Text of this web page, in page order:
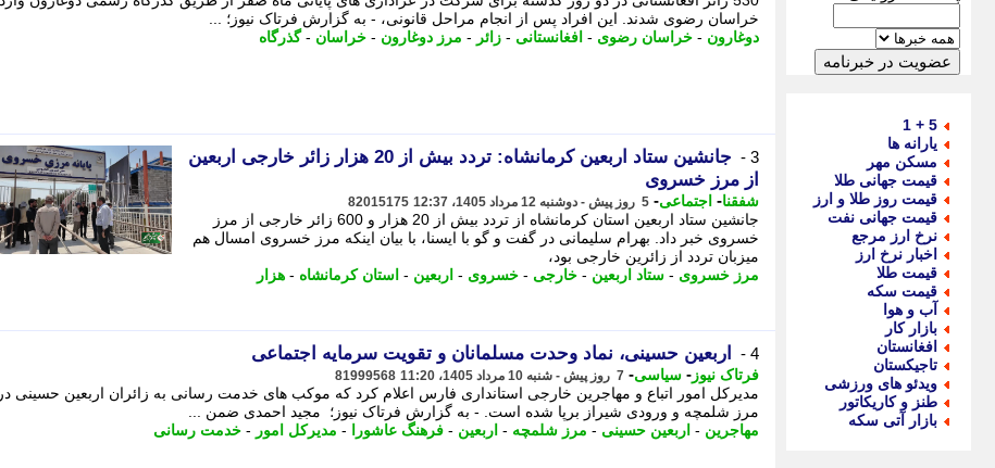
5 + 1
یارانه ها
مسکن مهر
قیمت جهانی طلا
قیمت روز طلا و ارز
قیمت جهانی نفت
نرخ ارز مرجع
اخبار نرخ ارز
قیمت طلا
قیمت سکه
آب و هوا
بازار کار
افغانستان
تاجیکستان
ویدئو های ورزشی
طنز و کاریکاتور
بازار آتی سکه
خراسان رضوی شدند. این افراد پس از انجام مراحل قانونی، - به گزارش فرتاک نیوز؛ ...
دوغارون - خراسان رضوی - افغانستانی - زائر - مرز دوغارون - خراسان -گذرگاه
3 -
جانشین ستاد اربعین کرمانشاه: تردد بیش از 20 هزار زائر خارجی اربعین
از مرز خسروی
شفقنا- اجتماعی- 5 روز پیش - دوشنبه 12 مرداد 1405، 12:37 82015175
جانشین ستاد اربعین استان کرمانشاه از تردد بیش از 20 هزار و 600 زائر خارجی از مرز
خسروی خبر داد. بهرام سلیمانی در گفت و گو با ایسنا، با بیان اینکه مرز خسروی امسال هم
میزبان تردد از زائرین خارجی بود،
مرز خسروی - ستاد اربعین - خارجی - خسروی - اربعین - استان کرمانشاه - هزار
4 - اربعین حسینی، نماد وحدت مسلمانان و تقویت سرمایه اجتماعی
فرتاک نیوز - سیاسی- 7 روز پیش - شنبه 10 مرداد 1405، 11:20 81999568
مدیرکل امور اتباع و مهاجرین خارجی استانداری فارس اعلام کرد که موکب های خدمت رسانی به زائران اربعین حسینی در
مرز شلمچه و ورودی شیراز برپا شده است. - به گزارش فرتاک نیوز؛ مجید احمدی ضمن ...
مهاجرین - اربعین حسینی - مرز شلمچه - اربعین - فرهنگ عاشورا - مدیرکل امور - خدمت رسانی